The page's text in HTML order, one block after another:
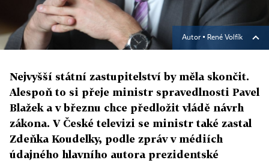
Autor ▪ René Volfík
Nejvyšší státní zastupitelství by měla skončit.
Alespoň to si přeje ministr spravedlnosti Pavel
Blažek a v březnu chce předložit vládě návrh
zákona. V České televizi se ministr také zastal
Zdeňka Koudelky, podle zpráv v médiích
údajného hlavního autora prezidentské